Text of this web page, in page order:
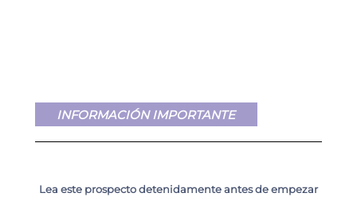
INFORMACIÓN IMPORTANTE
Lea este prospecto detenidamente antes de empezar